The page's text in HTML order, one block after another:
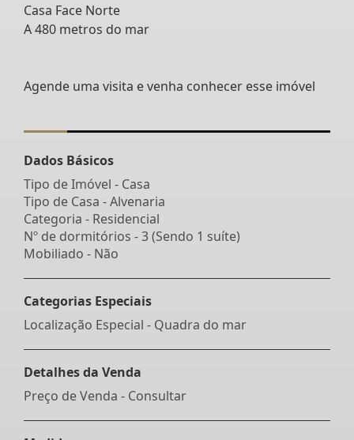
Casa Face Norte
A 480 metros do mar
Agende uma visita e venha conhecer esse imóvel
Dados Básicos
Tipo de Imóvel - Casa
Tipo de Casa - Alvenaria
Categoria - Residencial
Nº de dormitórios - 3 (Sendo 1 suíte)
Mobiliado - Não
Categorias Especiais
Localização Especial - Quadra do mar
Detalhes da Venda
Preço de Venda - Consultar